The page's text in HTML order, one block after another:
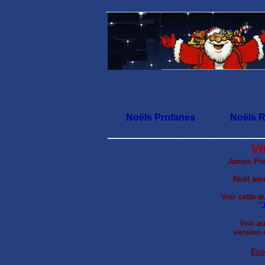
Noëls Profanes Noëls
James
Noël
Voir cette
"
Voir
version